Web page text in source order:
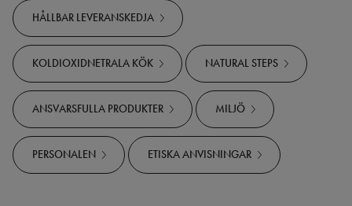
HÅLLBAR LEVERANSKEDJA
KOLDIOXIDNETRALA KÖK NATURAL STEPS
ANSVARSFULLA PRODUKTER MILJÖ
PERSONALEN ETISKA ANVISNINGAR